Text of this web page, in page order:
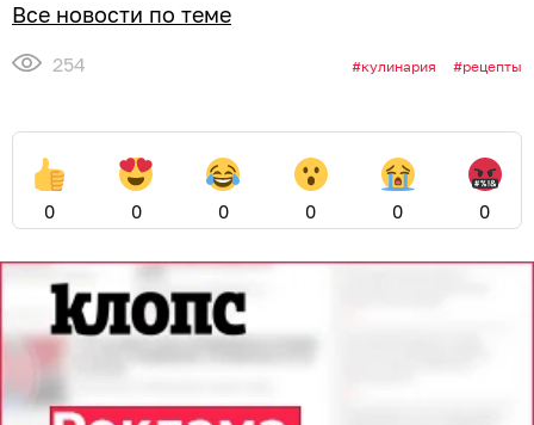
Все новости по теме
254 кулинария рецепты
0 0 0 0 0 0